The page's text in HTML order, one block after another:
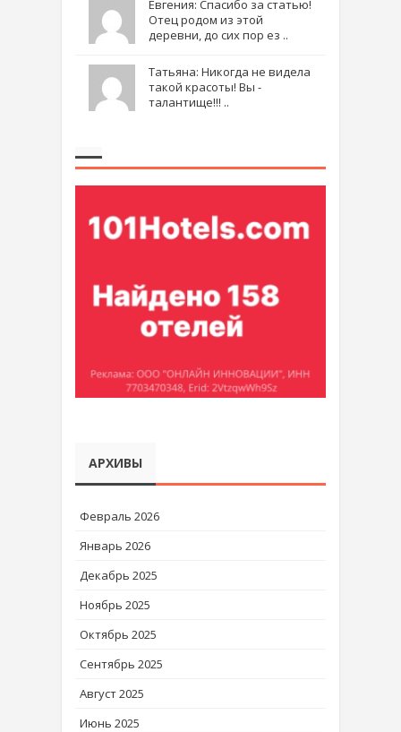
Евгения: Спасибо за статью!
Отец родом из этой
деревни, до сих пор ез ..
Татьяна: Никогда не видела
такой красоты! Вы -
талантище!!! ..
АРХИВЫ
Февраль 2026
Январь 2026
Декабрь 2025
Ноябрь 2025
Октябрь 2025
Сентябрь 2025
Август 2025
Июнь 2025